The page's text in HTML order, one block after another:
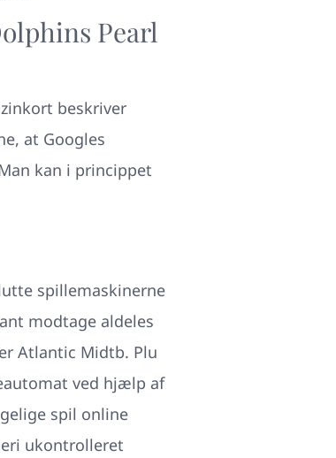
Pearl
beskriver
at Googles
kan i princippet
spillemaskinerne
modtage aldeles
Atlantic Midtb. Plu
ved hjælp af
spil online
ukontrolleret